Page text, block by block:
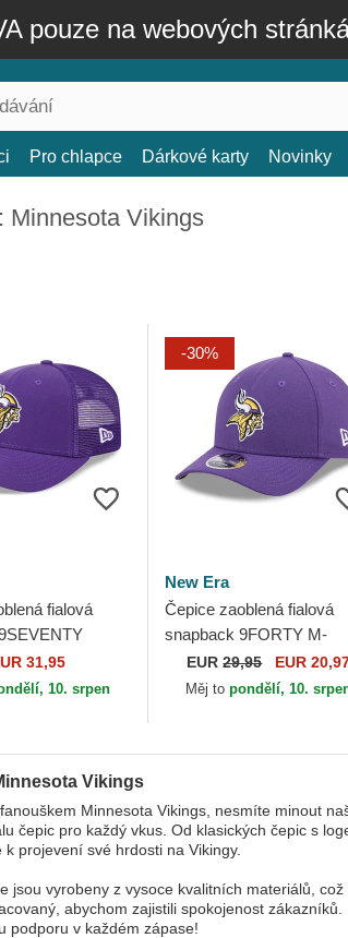
pouze na webových
Pro chlapce Dárkové karty Novinky
Minnesota Vikings
fialová
Evergreen
NFL New
31,95
10. srpen
-30%
New Era
Čepice zaoblená fialová
snapback 9FORTY M-
Crown Team Minnesota
Vikings NFL New Era
EUR29,95 EUR
Měj topondělí, 10.
Vikings
Minnesota Vikings, nesmíte minout
čepic pro každý vkus. Od klasických čepic s
k projevení své hrdosti na Vikingy.
jsou vyrobeny z vysoce kvalitních materiálů,
abychom zajistili spokojenost
podporu v každém zápase!